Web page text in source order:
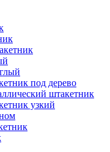
под дерево
штакетник
узкий